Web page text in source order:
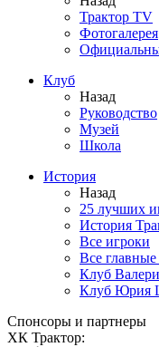
Трактор TV
Фотогалерея
Клуб
Назад
Руководство
Музей
Школа
История
Назад
25 лучших
История
Все игроки
Все
Клуб
Клуб Юрия
Спонсоры и партнеры
ХК Трактор: